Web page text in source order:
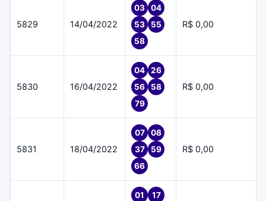
5829 14/04/2022
03
04
53
55
58
R$ 0,00
5830 16/04/2022
04
26
56
58
79
R$ 0,00
5831 18/04/2022
07
08
37
59
66
R$ 0,00
01
17